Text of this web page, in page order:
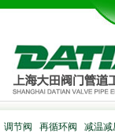
调节阀 再循环阀 减温减